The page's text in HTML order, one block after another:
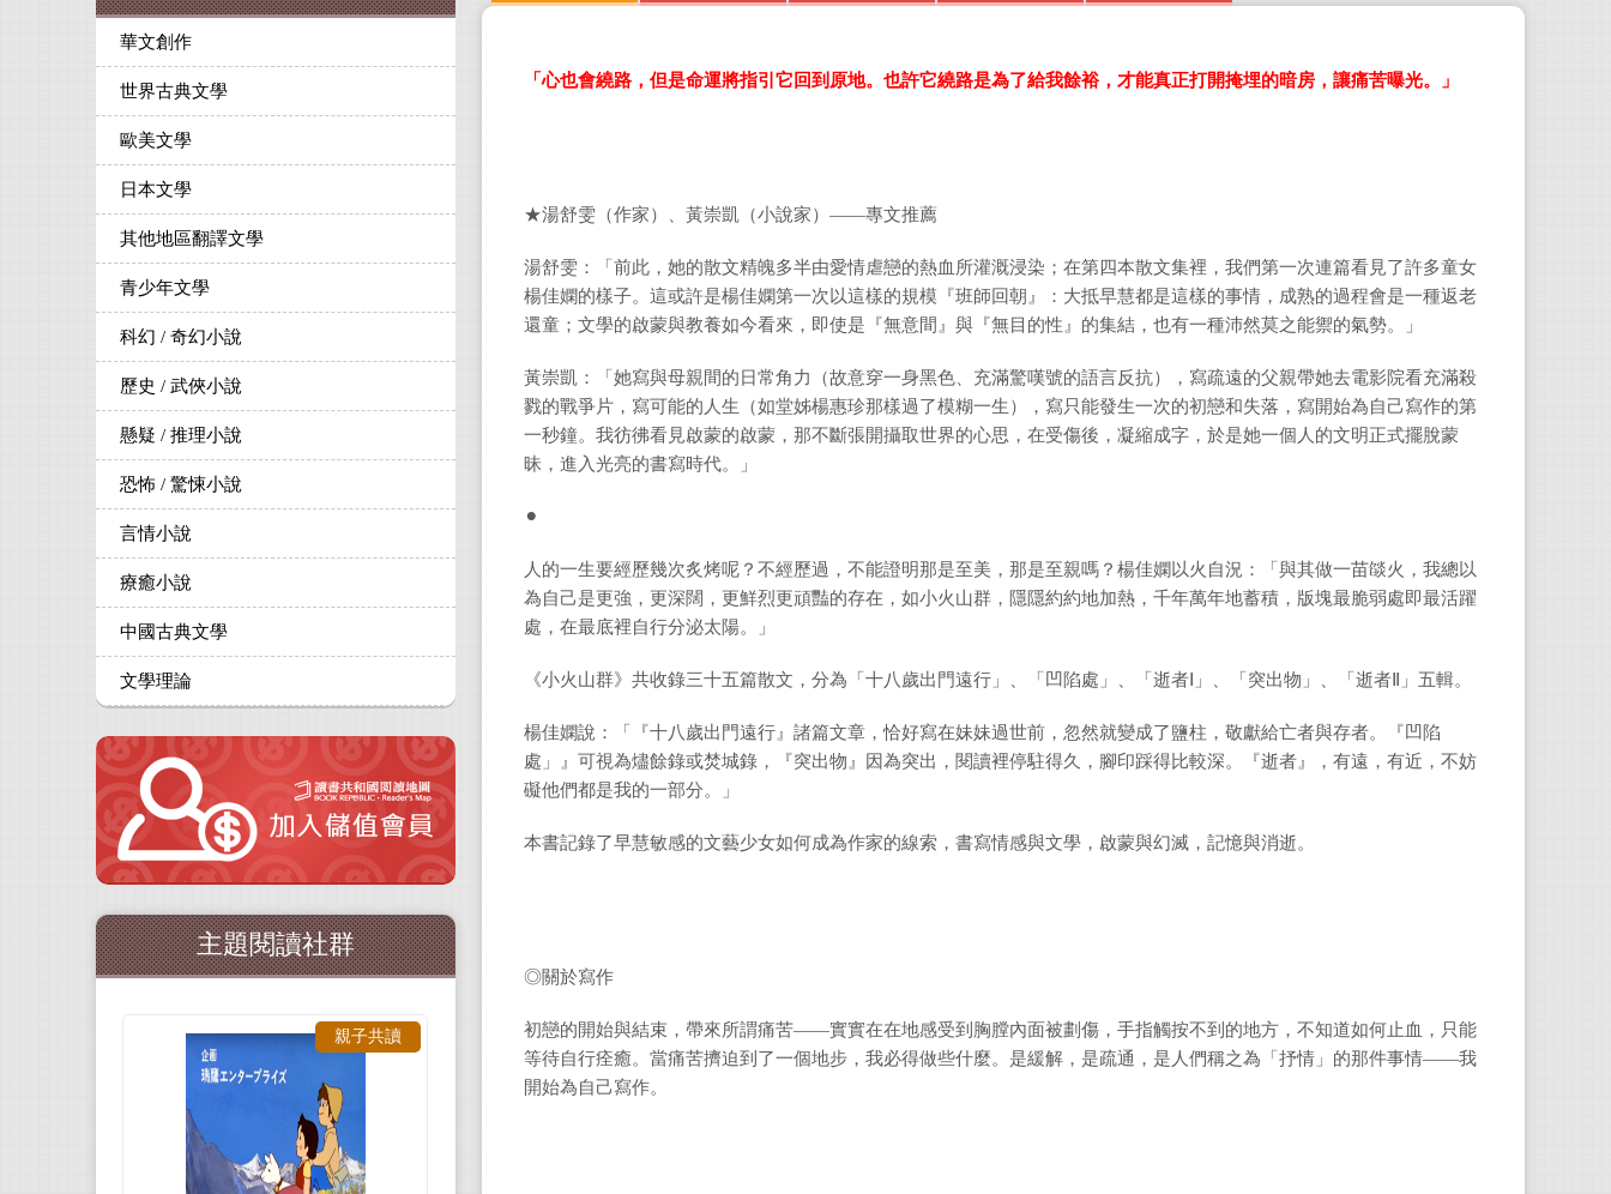
「心也會繞路，但是命運將指引它回到原地。也許它繞路是為了給我餘裕，才能真正打開掩埋的暗房，讓痛苦曝光。」
★湯舒雯（作家）、黃崇凱（小說家）——專文推薦
湯舒雯：「前此，她的散文精魄多半由愛情虐戀的熱血所灌溉浸染；在第四本散文集裡，我們第一次連篇看見了許多童女
楊佳嫻的樣子。這或許是楊佳嫻第一次以這樣的規模『班師回朝』：大抵早慧都是這樣的事情，成熟的過程會是一種返老
還童；文學的啟蒙與教養如今看來，即使是『無意間』與『無目的性』的集結，也有一種沛然莫之能禦的氣勢。」
黃崇凱：「她寫與母親間的日常角力（故意穿一身黑色、充滿驚嘆號的語言反抗），寫疏遠的父親帶她去電影院看充滿殺
戮的戰爭片，寫可能的人生（如堂姊楊惠珍那樣過了模糊一生），寫只能發生一次的初戀和失落，寫開始為自己寫作的第
一秒鐘。我彷彿看見啟蒙的啟蒙，那不斷張開攝取世界的心思，在受傷後，凝縮成字，於是她一個人的文明正式擺脫蒙
昧，進入光亮的書寫時代。」
⚫︎
人的一生要經歷幾次炙烤呢？不經歷過，不能證明那是至美，那是至親嗎？楊佳嫻以火自況：「與其做一苗燄火，我總以
為自己是更強，更深闊，更鮮烈更頑豔的存在，如小火山群，隱隱約約地加熱，千年萬年地蓄積，版塊最脆弱處即最活躍
處，在最底裡自行分泌太陽。」
《小火山群》共收錄三十五篇散文，分為「十八歲出門遠行」、「凹陷處」、「逝者Ⅰ」、「突出物」、「逝者Ⅱ」五輯。
楊佳嫻說：「『十八歲出門遠行』諸篇文章，恰好寫在妹妹過世前，忽然就變成了鹽柱，敬獻給亡者與存者。『凹陷
處」』可視為燼餘錄或焚城錄，『突出物』因為突出，閱讀裡停駐得久，腳印踩得比較深。『逝者』，有遠，有近，不妨
礙他們都是我的一部分。」
本書記錄了早慧敏感的文藝少女如何成為作家的線索，書寫情感與文學，啟蒙與幻滅，記憶與消逝。
◎關於寫作
初戀的開始與結束，帶來所謂痛苦——實實在在地感受到胸膛內面被劃傷，手指觸按不到的地方，不知道如何止血，只能
等待自行痊癒。當痛苦擠迫到了一個地步，我必得做些什麼。是緩解，是疏通，是人們稱之為「抒情」的那件事情——我
開始為自己寫作。
華文創作
世界古典文學
歐美文學
日本文學
其他地區翻譯文學
青少年文學
科幻 / 奇幻小說
歷史 / 武俠小說
懸疑 / 推理小說
恐怖 / 驚悚小說
言情小說
療癒小說
中國古典文學
文學理論
主題閱讀社群
親子共讀